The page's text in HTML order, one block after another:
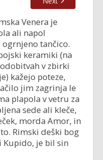
Venera je
ali napol
ogrnjeno tančico.
keramiki (na
v zbirki
kažejo poteze,
jim zagrinja le
plapola v vetru za
sede ali kleče,
morda Amor, in
Rimski deški bog
je bil sin